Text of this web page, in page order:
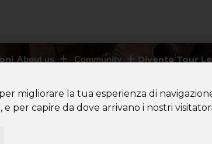
migliorare la tua esperienza di
per capire da dove arrivano i nostri
About us Community Diventa Tour